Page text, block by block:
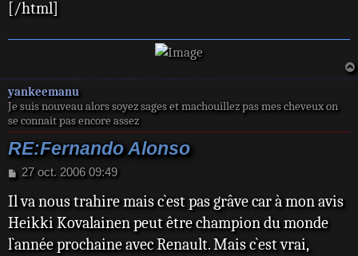
g
[/html]
yankeemanu
Je suis nouveau alors soyez sages et machouillez pas mes cheveux on
se connait pas encore assez
RE:Fernando Alonso
M
s
s
a
g
27 oct. 2006 09:49
Il va nous trahire mais c`est pas grâve car à mon avis
Heikki Kovalainen peut être champion du monde
l`année prochaine avec Renault. Mais c`est vrai,